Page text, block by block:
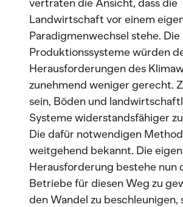
vertraten die Ansicht, dass die
Landwirtschaft vor einem
Paradigmenwechsel stehe.
Produktionssysteme würden
Herausforderungen des
zunehmend weniger gerecht.
sein, Böden und
Systeme widerstandsfähiger
Die dafür notwendigen
weitgehend bekannt. Die
Herausforderung bestehe nun
Betriebe für diesen Weg zu
den Wandel zu beschleunigen,